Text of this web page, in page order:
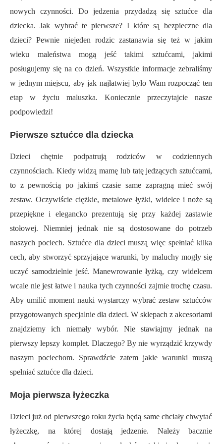
nowych czynności. Do jedzenia przydadzą się sztućce dla
dziecka. Jak wybrać te pierwsze? I które są bezpieczne dla
dzieci? Pewnie niejeden rodzic zastanawia się też w jakim
wieku maleństwa mogą jeść takimi sztućcami, jakimi
posługujemy się na co dzień. Wszystkie informacje zebraliśmy
w jednym miejscu, aby jak najłatwiej było Wam rozpocząć ten
etap w życiu maluszka. Koniecznie przeczytajcie nasze
podpowiedzi!
Pierwsze sztućce dla dziecka
Dzieci chętnie podpatrują rodziców w codziennych
czynnościach. Kiedy widzą mamę lub tatę jedzących sztućcami,
to z pewnością po jakimś czasie same zapragną mieć swój
zestaw. Oczywiście ciężkie, metalowe łyżki, widelce i noże są
przepiękne i elegancko prezentują się przy każdej zastawie
stołowej. Niemniej jednak nie są dostosowane do potrzeb
naszych pociech. Sztućce dla dzieci muszą więc spełniać kilka
cech, aby stworzyć sprzyjające warunki, by maluchy mogły się
uczyć samodzielnie jeść. Manewrowanie łyżką, czy widelcem
wcale nie jest łatwe i nauka tych czynności zajmie trochę czasu.
Aby umilić moment nauki wystarczy wybrać zestaw sztućców
przygotowanych specjalnie dla dzieci. W sklepach z akcesoriami
znajdziemy ich niemały wybór. Nie stawiajmy jednak na
pierwszy lepszy komplet. Dlaczego? By nie wyrządzić krzywdy
naszym pociechom. Sprawdźcie zatem jakie warunki muszą
spełniać sztućce dla dzieci.
Moja pierwsza łyżeczka
Dzieci już od pierwszego roku życia będą same chciały chwytać
łyżeczkę, na której dostają jedzenie. Należy bacznie